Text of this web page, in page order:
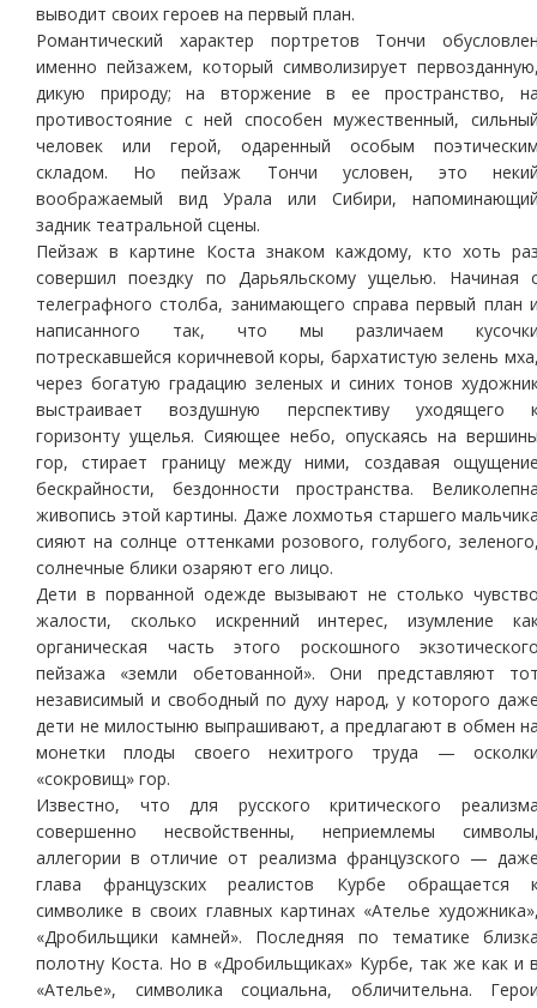
выводит своих героев на первый план.
Романтический характер портретов Тончи
именно пейзажем, который символизирует
дикую природу; на вторжение в ее пространство,
противостояние с ней способен мужественный,
человек или герой, одаренный особым
складом. Но пейзаж Тончи условен, это
воображаемый вид Урала или Сибири,
задник театральной сцены.
Пейзаж в картине Коста знаком каждому, кто хоть
совершил поездку по Дарьяльскому ущелью. Начиная
телеграфного столба, занимающего справа первый план
написанного так, что мы различаем
потрескавшейся коричневой коры, бархатистую зелень
через богатую градацию зеленых и синих тонов
выстраивает воздушную перспективу уходящего
горизонту ущелья. Сияющее небо, опускаясь на
гор, стирает границу между ними, создавая
бескрайности, бездонности пространства.
живопись этой картины. Даже лохмотья старшего
сияют на солнце оттенками розового, голубого,
солнечные блики озаряют его лицо.
Дети в порванной одежде вызывают не столько
жалости, сколько искренний интерес, изумление
органическая часть этого роскошного
пейзажа «земли обетованной». Они представляют
независимый и свободный по духу народ, у которого
дети не милостыню выпрашивают, а предлагают в обмен
монетки плоды своего нехитрого труда —
«сокровищ» гор.
Известно, что для русского критического
совершенно несвойственны, неприемлемы
аллегории в отличие от реализма французского —
глава французских реалистов Курбе обращается
символике в своих главных картинах «Ателье
«Дробильщики камней». Последняя по тематике
полотну Коста. Но в «Дробильщиках» Курбе, так же как и
«Ателье», символика социальна, обличительна.